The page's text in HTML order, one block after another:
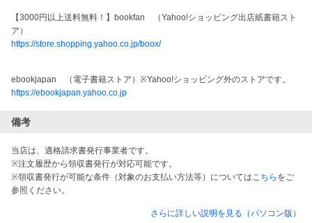
【3000円以上送料無料！】bookfan　（Yahoo!ショッピング出店紙書籍スト
ア）
https://store.shopping.yahoo.co.jp/boox/
ebookjapan　（電子書籍ストア）※Yahoo!ショッピング外のストアです。
https://ebookjapan.yahoo.co.jp
備考
当店は、適格請求書発行事業者です。
※注文履歴から領収書発行が対応可能です。
※領収書発行が可能な条件（対象のお支払い方法等）についてはこちら をご
参照ください。
さらに詳しい説明を見る（パソコン版）